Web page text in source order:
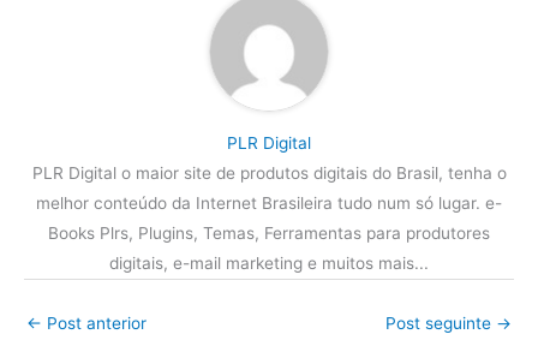
PLR Digital
PLR Digital o maior site de produtos digitais do Brasil, tenha o
melhor conteúdo da Internet Brasileira tudo num só lugar. e-
Books Plrs, Plugins, Temas, Ferramentas para produtores
digitais, e-mail marketing e muitos mais...
← Post anterior Post seguinte →